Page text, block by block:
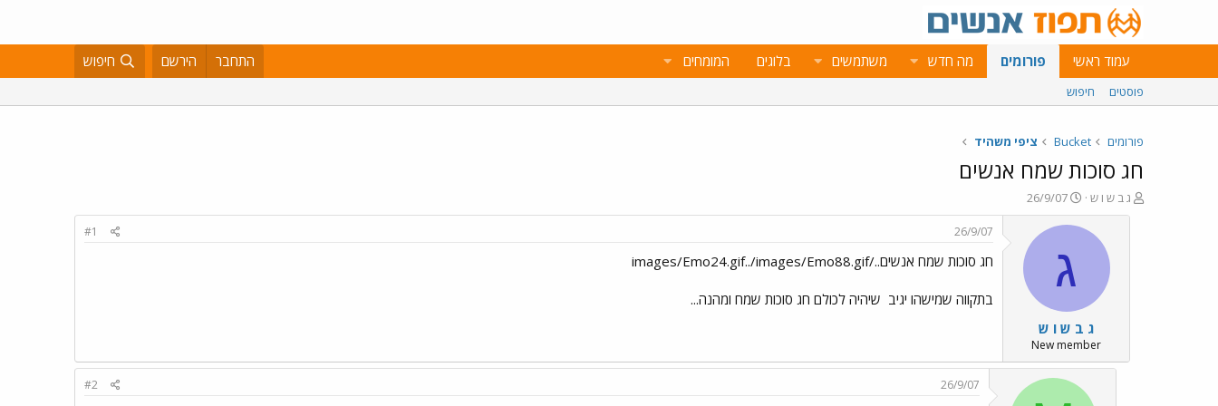
עמוד ראשי פורומים מה חדש משתמשים בלוגים המומחים התחבר הירשם חיפוש
פוסטים חיפוש
פורומים Bucket ציפי משהיד
חג סוכות שמח אנשים
פ
ו
ג ב ש ו ש
פ
ו
ר
ם
ב
א
ר
י
ך
26/9/07
ג
ג ב ש ו ש
New member
26/9/07
#1
חג סוכות שמח אנשים../images/Emo24.gif../images/Emo88.gif
בתקווה שמישהו יגיב שיהיה לכולם חג סוכות שמח ומהנה...
26/9/07
#2